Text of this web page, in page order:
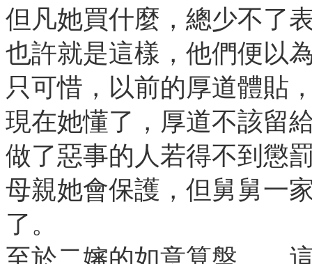
但凡她買什麼，總少不了
也許就是這樣，他們便以
只可惜，以前的厚道體貼
現在她懂了，厚道不該留
做了惡事的人若得不到懲
母親她會保護，但舅舅一
了。
至於二嬸的如意算盤……